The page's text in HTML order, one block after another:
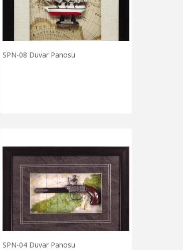
SPN-08 Duvar Panosu
SPN-04 Duvar Panosu